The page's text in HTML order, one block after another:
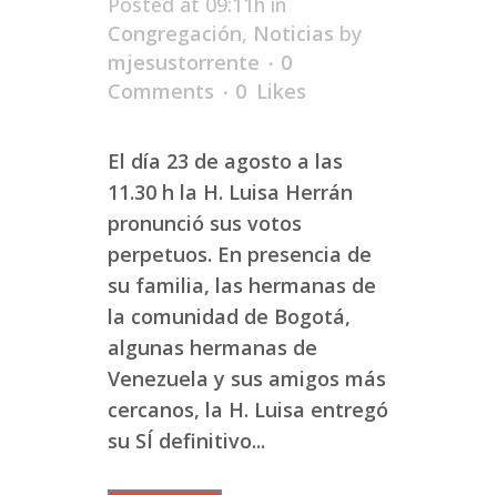
Congregación, Noticias by
mjesustorrente
0
Comments
0 Likes
El día 23 de agosto a las
11.30 h la H. Luisa Herrán
pronunció sus votos
perpetuos. En presencia de
su familia, las hermanas de
la comunidad de Bogotá,
algunas hermanas de
Venezuela y sus amigos más
cercanos, la H. Luisa entregó
su SÍ definitivo...